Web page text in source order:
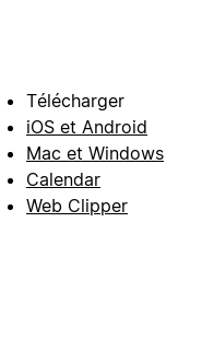
Télécharger
iOS et Android
Mac et Windows
Calendar
Web Clipper